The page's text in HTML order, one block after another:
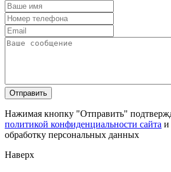
Нажимая кнопку "Отправить"
политикой конфиденциальности сайта и
обработку персональных данных
Наверх